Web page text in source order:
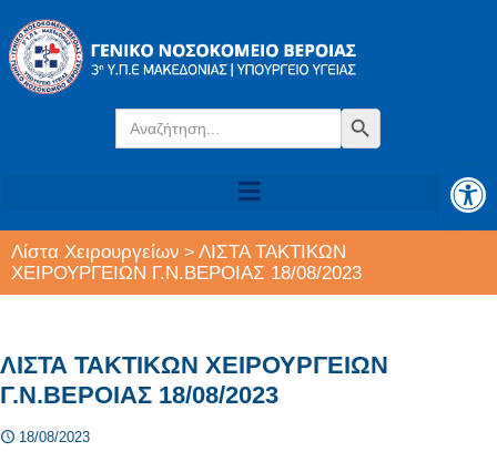
Search
for:
Search Button
Λίστα Χειρουργείων > ΛΙΣΤΑ ΤΑΚΤΙΚΩΝ
ΧΕΙΡΟΥΡΓΕΙΩΝ Γ.Ν.ΒΕΡΟΙΑΣ 18/08/2023
ΛΙΣΤΑ ΤΑΚΤΙΚΩΝ ΧΕΙΡΟΥΡΓΕΙΩΝ
Γ.Ν.ΒΕΡΟΙΑΣ 18/08/2023
18/08/2023